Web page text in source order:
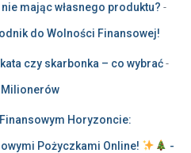
mając własnego produktu? -
do Wolności Finansowej!
czy skarbonka – co wybrać-
Milionerów
Horyzoncie:
Pożyczkami Online! -